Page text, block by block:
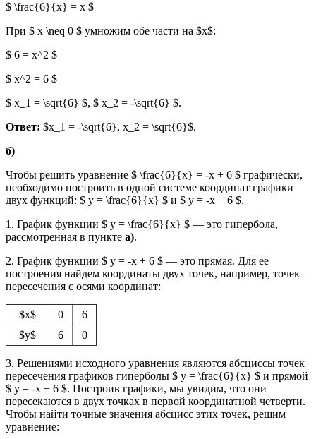
$ \frac{6}{x} = x $
При $ x \neq 0 $ умножим обе части на $x$:
$ 6 = x^2 $
$ x^2 = 6 $
$ x_1 = \sqrt{6} $, $ x_2 = -\sqrt{6} $.
Ответ: $x_1 = -\sqrt{6}, x_2 = \sqrt{6}$.
б)
Чтобы решить уравнение $ \frac{6}{x} = -x + 6 $ графически,
необходимо построить в одной системе координат графики
двух функций: $ y = \frac{6}{x} $ и $ y = -x + 6 $.
1. График функции $ y = \frac{6}{x} $ — это гипербола,
рассмотренная в пункте а).
2. График функции $ y = -x + 6 $ — это прямая. Для ее
построения найдем координаты двух точек, например, точек
пересечения с осями координат:
$x$ 0
6
$y$
6 0
3. Решениями исходного уравнения являются абсциссы точек
пересечения графиков гиперболы $ y = \frac{6}{x} $ и прямой
$ y = -x + 6 $. Построив графики, мы увидим, что они
пересекаются в двух точках в первой координатной четверти.
Чтобы найти точные значения абсцисс этих точек, решим
уравнение: